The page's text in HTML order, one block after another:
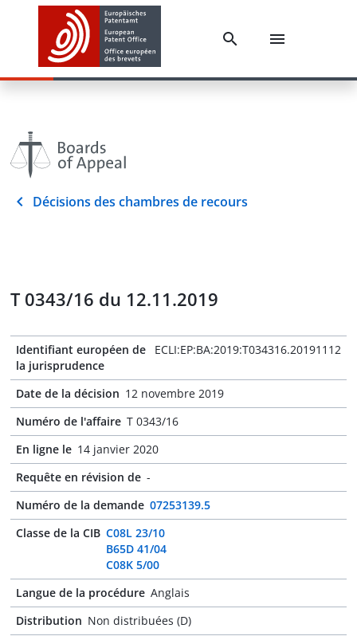
Décisions des chambres de recours
T 0343/16 du 12.11.2019
Identifiant européen de
la jurisprudence
ECLI:EP:BA:2019:T034316.20191112
Date de la décision 12 novembre 2019
Numéro de l'affaire T 0343/16
En ligne le 14 janvier 2020
Requête en révision de -
Numéro de la demande 07253139.5
Classe de la CIB C08L 23/10
B65D 41/04
C08K 5/00
Langue de la procédure Anglais
Distribution Non distribuées (D)